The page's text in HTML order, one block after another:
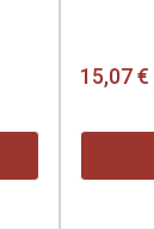
15,07 €